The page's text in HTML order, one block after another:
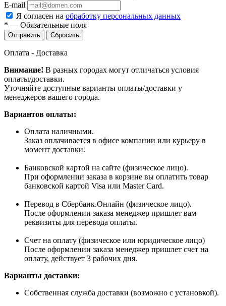
E-mail
Я согласен на обработку персональных данных
* — Обязательные поля
Сбросить
Оплата - Доставка
Внимание! В разных городах могут отличаться условия
оплаты/доставки.
Уточняйте доступные варианты оплаты/доставки у
менеджеров вашего города.
Вариантов оплаты:
Оплата наличными.
Заказ оплачивается в офисе компании или курьеру в
момент доставки.
Банковской картой на сайте (физическое лицо).
При оформлении заказа в корзине вы оплатить товар
банковской картой Visa или Master Card.
Перевод в Сбербанк.Онлайн (физическое лицо).
После оформлении заказа менеджер пришлет вам
реквизиты для перевода оплаты.
Счет на оплату (физическое или юридическое лицо)
После оформлении заказа менеджер пришлет счет на
оплату, действует 3 рабочих дня.
Варианты доставки:
Собственная служба доставки (возможно с установкой).